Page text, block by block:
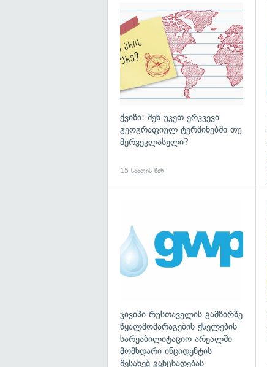
ქვიზი: შენ უკეთ ერკვევი
გეოგრაფიულ ტერმინებში თუ
მერვეკლასელი?
15 საათის წინ
ჯივიპი რუსთაველის გამზირზე
წყალმომარაგების ქსელების
სარეაბილიტაციო არეალში
მომხდარი ინციდენტის
შესახებ განცხადებას